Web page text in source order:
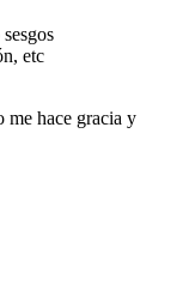
etc
me hace gracia y